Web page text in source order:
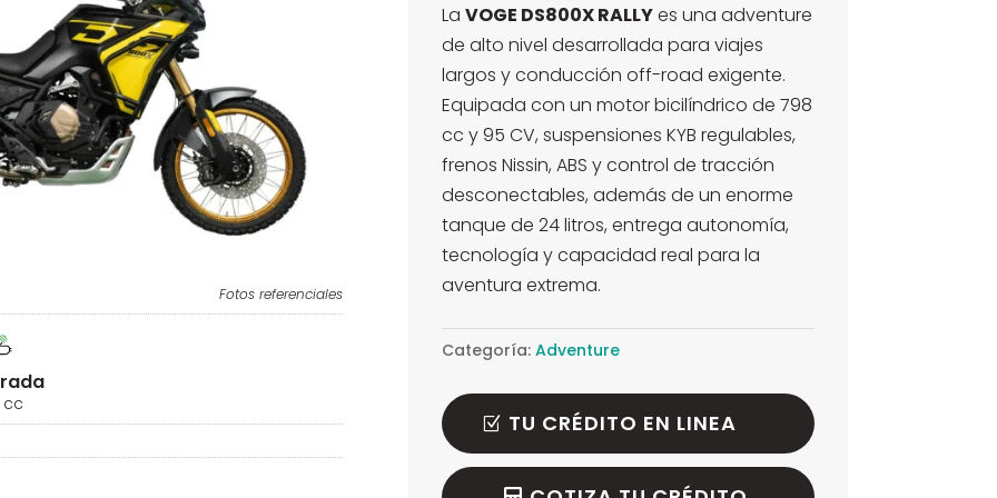
Fotos referenciales
cc
$10.690.000.$9.990.000.
La VOGE DS800X RALLYes una adventure
de alto nivel desarrollada para viajes
largos y conducción off-road exigente.
Equipada con un motor bicilíndrico de 798
cc y 95 CV, suspensiones KYB regulables,
frenos Nissin, ABS y control de tracción
desconectables, además de un enorme
tanque de 24 litros, entrega autonomía,
tecnología y capacidad real para la
aventura extrema.
Categoría: Adventure
TU CRÉDITO EN LINEA